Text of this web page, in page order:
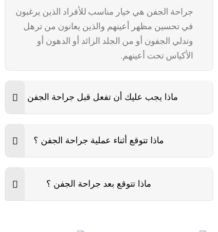
جراحة الجفن هي خيار مناسب للأفراد الذين يرغبون
في تحسين مظهر أعينهم والذين يعانون من ترهل
وتدلي الجفون أو من الجلد الزائد أو الدهون أو
الأكياس تحت أعينهم.
ماذا يجب عليك أن تفعل قبل جراحة الجفن ؟
ماذا تتوقع أثناء عملية جراحة الجفن ؟
ماذا تتوقع بعد جراحة الجفن ؟